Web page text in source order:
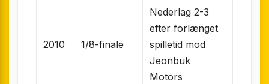
2010 1/8-finale
Nederlag 2-3
efter forlænget
spilletid mod
Jeonbuk
Motors